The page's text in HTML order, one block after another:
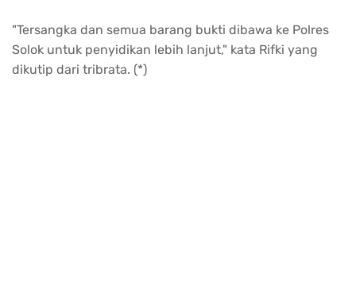
"Tersangka dan semua barang bukti dibawa ke Polres
Solok untuk penyidikan lebih lanjut," kata Rifki yang
dikutip dari tribrata. (*)